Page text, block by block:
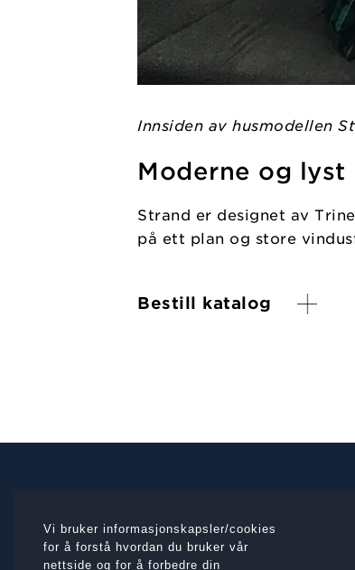
Vi bruker informasjonskapsler/cookies
for å forstå hvordan du bruker vår
nettside og for å forbedre din
Innsiden av husmodellen
Moderne og lyst
Strand er designet av
på ett plan og store
Bestill katalog